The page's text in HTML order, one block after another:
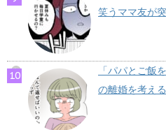
笑うママ友が
「パパとご飯
の離婚を考え